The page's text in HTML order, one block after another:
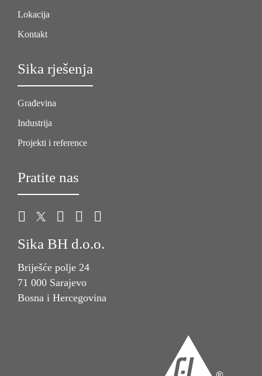
Lokacija
Kontakt
Sika rješenja
Građevina
Industrija
Projekti i reference
Pratite nas
Sika BH d.o.o.
Briješće polje 24
71 000 Sarajevo
Bosna i Hercegovina